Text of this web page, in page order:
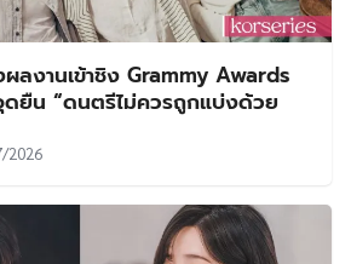
ผลงานเข้าชิง Grammy Awards
ยืน “ดนตรีไม่ควรถูกแบ่งด้วย
2026